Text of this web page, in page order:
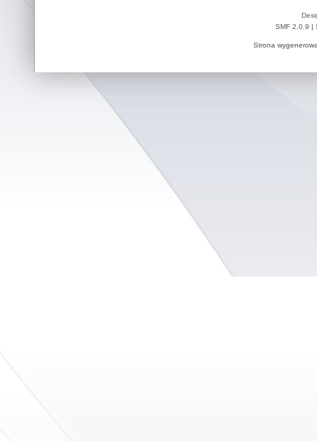
SMF 2.0.9 |
Strona